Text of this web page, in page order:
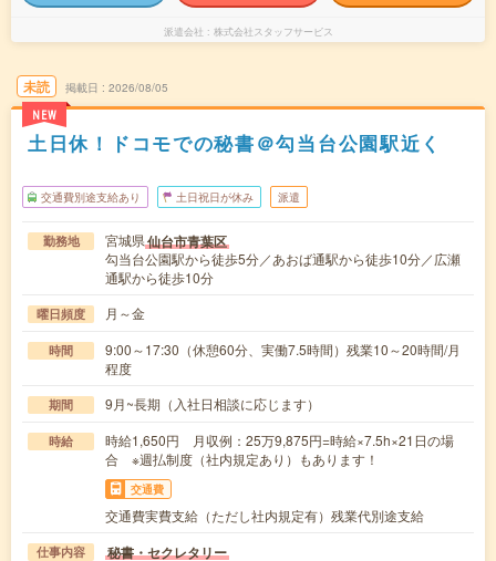
派遣会社 株式会社スタッフサービス
未読
NEW
掲載日 2026/08/05
土日休！ドコモでの秘書＠勾当台公園駅近く
交通費別途支給あり 土日祝日が休み 派遣
勤務地 宮城県仙台市青葉区
勾当台公園駅から徒歩5分／あおば通駅から徒歩10分／広瀬
通駅から徒歩10分
曜日頻度 月～金
時間
9:00～17:30（休憩60分、実働7.5時間）残業10～20時間/月
程度
期間 9月~長期（入社日相談に応じます）
時給
時給1,650円 月収例：25万9,875円=時給×7.5h×21日の場
合 ※週払制度（社内規定あり）もあります！
交通費
交通費実費支給（ただし社内規定有）残業代別途支給
仕事内容 秘書・セクレタリー